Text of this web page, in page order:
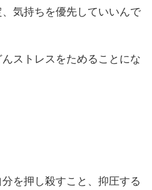
気持ちを優先していいんで
ストレスをためることにな
を押し殺すこと、抑圧する